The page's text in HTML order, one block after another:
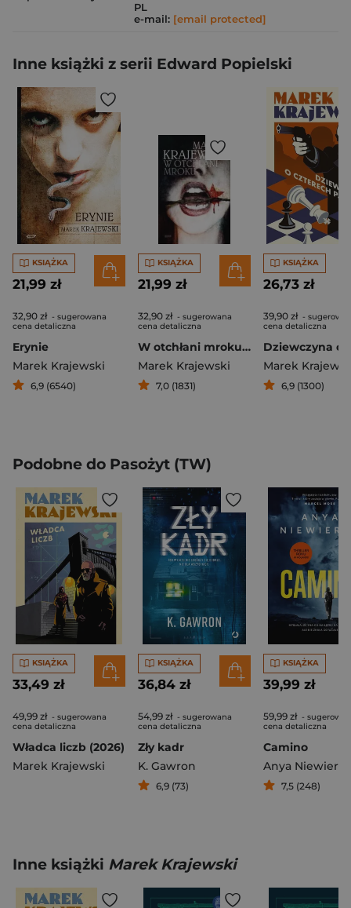
PL
e-mail: [email protected]
Inne książki z serii Edward Popielski
KSIĄŻKA
21,99 zł
32,90 zł - sugerowana
cena detaliczna
Erynie
Marek Krajewski
6,9 (6540)
KSIĄŻKA
21,99 zł
32,90 zł - sugerowana
cena detaliczna
W otchłani mroku BR
Marek Krajewski
7,0 (1831)
KSIĄŻKA
26,73 zł
39,90 zł -
cena detaliczna
Marek
6,9 (1300)
Podobne do Pasożyt (TW)
KSIĄŻKA
33,49 zł
49,99 zł - sugerowana
cena detaliczna
Władca liczb (2026)
Marek Krajewski
KSIĄŻKA
36,84 zł
54,99 zł - sugerowana
cena detaliczna
Zły kadr
K. Gawron
6,9 (73)
KSIĄŻKA
39,99 zł
59,99 zł -
cena detaliczna
Camino
Anya Niewierra
7,5 (248)
Inne książki Marek Krajewski